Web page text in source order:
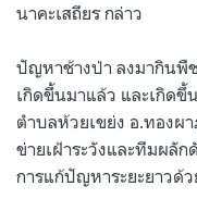
นาคะเสถียร กล่าว
ปัญหาช้างป่า ลงมากินพื
เกิดขึ้นมาแล้ว และเกิด
ตำบลห้วยเขย่ง อ.ทองผ
ข่ายเฝ้าระวังและทีมผลั
การแก้ปัญหาระยะยาวด้ว